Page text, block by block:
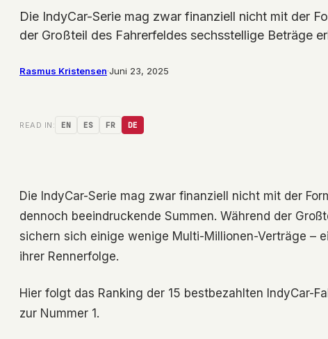
Die IndyCar-Serie mag zwar finanziell nicht mit der
der Großteil des Fahrerfeldes sechsstellige Beträge
Rasmus Kristensen·Juni 23, 2025
READ IN: EN ES FR DE
Die IndyCar-Serie mag zwar finanziell nicht mit der
dennoch beeindruckende Summen. Während der
sichern sich einige wenige Multi-Millionen-Verträge –
ihrer Rennerfolge.
Hier folgt das Ranking der 15 bestbezahlten IndyCar-
zur Nummer 1.